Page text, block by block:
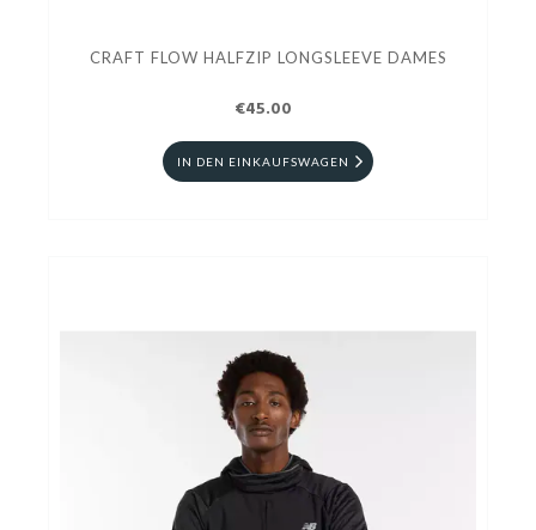
CRAFT FLOW HALFZIP LONGSLEEVE DAMES
€45.00
IN DEN EINKAUFSWAGEN